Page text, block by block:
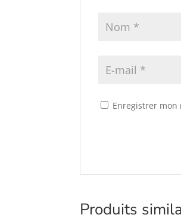
Enregistrer
Produits